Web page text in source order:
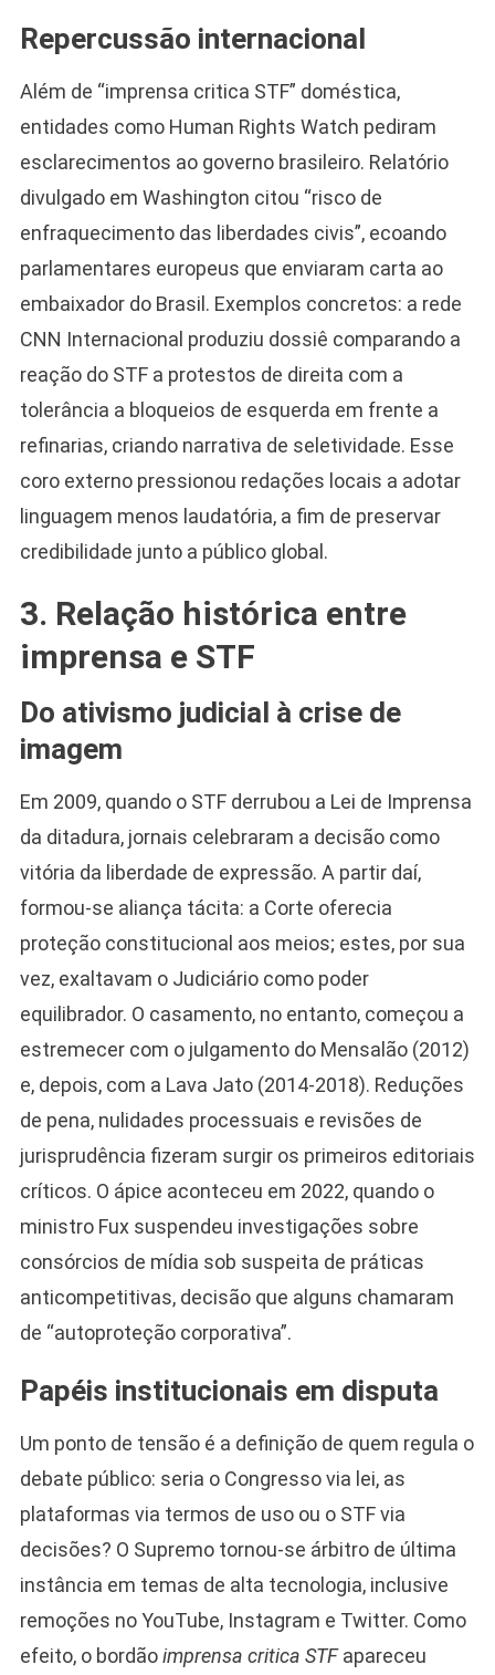
Repercussão internacional
Além de “imprensa critica STF” doméstica,
entidades como Human Rights Watch pediram
esclarecimentos ao governo brasileiro. Relatório
divulgado em Washington citou “risco de
enfraquecimento das liberdades civis”, ecoando
parlamentares europeus que enviaram carta ao
embaixador do Brasil. Exemplos concretos: a rede
CNN Internacional produziu dossiê comparando a
reação do STF a protestos de direita com a
tolerância a bloqueios de esquerda em frente a
refinarias, criando narrativa de seletividade. Esse
coro externo pressionou redações locais a adotar
linguagem menos laudatória, a fim de preservar
credibilidade junto a público global.
3. Relação histórica entre
imprensa e STF
Do ativismo judicial à crise de
imagem
Em 2009, quando o STF derrubou a Lei de Imprensa
da ditadura, jornais celebraram a decisão como
vitória da liberdade de expressão. A partir daí,
formou-se aliança tácita: a Corte oferecia
proteção constitucional aos meios; estes, por sua
vez, exaltavam o Judiciário como poder
equilibrador. O casamento, no entanto, começou a
estremecer com o julgamento do Mensalão (2012)
e, depois, com a Lava Jato (2014-2018). Reduções
de pena, nulidades processuais e revisões de
jurisprudência fizeram surgir os primeiros editoriais
críticos. O ápice aconteceu em 2022, quando o
ministro Fux suspendeu investigações sobre
consórcios de mídia sob suspeita de práticas
anticompetitivas, decisão que alguns chamaram
de “autoproteção corporativa”.
Papéis institucionais em disputa
Um ponto de tensão é a definição de quem regula o
debate público: seria o Congresso via lei, as
plataformas via termos de uso ou o STF via
decisões? O Supremo tornou-se árbitro de última
instância em temas de alta tecnologia, inclusive
remoções no YouTube, Instagram e Twitter. Como
efeito, o bordãoimprensa critica STFapareceu